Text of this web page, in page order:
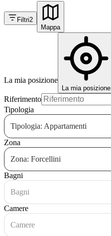
Filtri2
Mappa
La mia posizione
La mia posizione
Riferimento
Tipologia
Tipologia: Appartamenti
Zona
Zona: Forcellini
Bagni
Bagni
Camere
Camere